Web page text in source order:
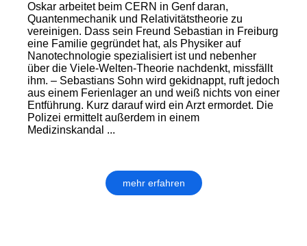
Oskar arbeitet beim CERN in Genf daran,
Quantenmechanik und Relativitätstheorie zu
vereinigen. Dass sein Freund Sebastian in Freiburg
eine Familie gegründet hat, als Physiker auf
Nanotechnologie spezialisiert ist und nebenher
über die Viele-Welten-Theorie nachdenkt, missfällt
ihm. – Sebastians Sohn wird gekidnappt, ruft jedoch
aus einem Ferienlager an und weiß nichts von einer
Entführung. Kurz darauf wird ein Arzt ermordet. Die
Polizei ermittelt außerdem in einem
Medizinskandal ...
mehr erfahren